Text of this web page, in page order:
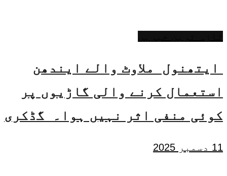
ایتھنول ملاوٹ والے ایندھن
استعمال کرنے والی گاڑیوں پر
کوئی منفی اثر نہیں ہوا۔ گڈکری
11 دسمبر 2025